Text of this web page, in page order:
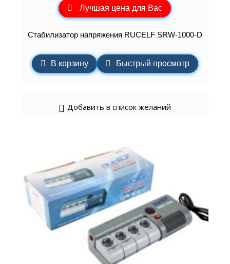
Лучшая цена для Вас
Стабилизатор напряжения RUCELF SRW-1000-D
В корзину Быстрый просмотр
Добавить в список желаний